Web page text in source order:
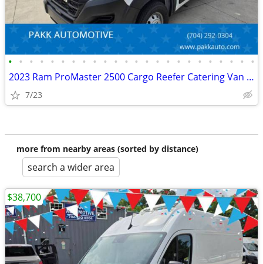
• • • • • • • • • • • • • • • • • • • • • • • •
2023 Ram ProMaster 2500 Cargo Reefer Catering Van Thermo King V320
7/23
more from nearby areas (sorted by distance)
search a wider area
$38,700